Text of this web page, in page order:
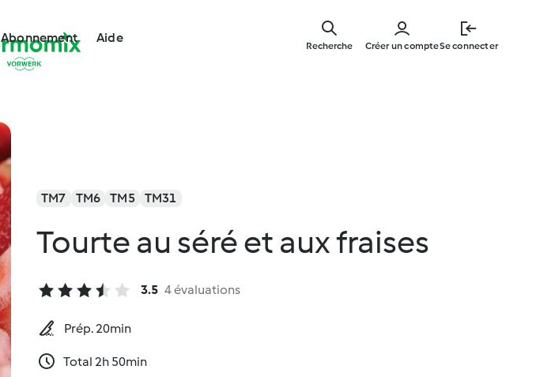
main
Abonnement Aide
Créer un compteSe connecter
Recherche
TM7 TM6 TM5 TM31
Tourte au séré et aux fraises
3.5 4 évaluations
Prép. 20min
Total 2h 50min